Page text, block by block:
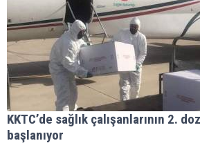
KKTC’de sağlık çalışanlarının 2.
başlanıyor